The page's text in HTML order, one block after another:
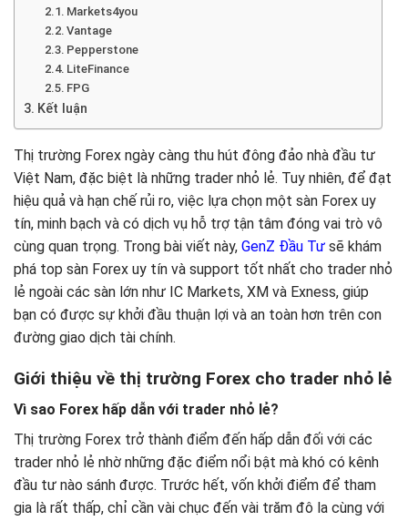
Markets4you
Vantage
Pepperstone
LiteFinance
FPG
Kết luận
Thị trường Forex ngày càng thu hút đông đảo nhà đầu tư
Việt Nam, đặc biệt là những trader nhỏ lẻ. Tuy nhiên, để đạt
hiệu quả và hạn chế rủi ro, việc lựa chọn một sàn Forex uy
tín, minh bạch và có dịch vụ hỗ trợ tận tâm đóng vai trò vô
cùng quan trọng. Trong bài viết này, GenZ Đầu Tư sẽ khám
phá top sàn Forex uy tín và support tốt nhất cho trader nhỏ
lẻ ngoài các sàn lớn như IC Markets, XM và Exness, giúp
bạn có được sự khởi đầu thuận lợi và an toàn hơn trên con
đường giao dịch tài chính.
Giới thiệu về thị trường Forex cho trader nhỏ lẻ
Vì sao Forex hấp dẫn với trader nhỏ lẻ?
Thị trường Forex trở thành điểm đến hấp dẫn đối với các
trader nhỏ lẻ nhờ những đặc điểm nổi bật mà khó có kênh
đầu tư nào sánh được. Trước hết, vốn khởi điểm để tham
gia là rất thấp, chỉ cần vài chục đến vài trăm đô la cùng với